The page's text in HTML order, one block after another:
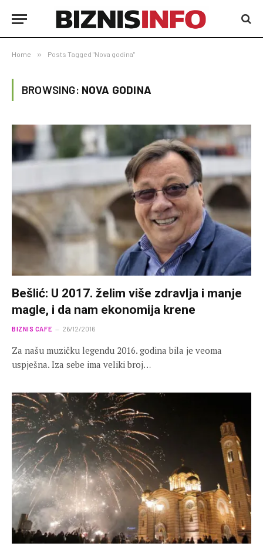
Home » Posts Tagged "Nova godina"
BROWSING: NOVA GODINA
Bešlić: U 2017. želim više zdravlja i manje
magle, i da nam ekonomija krene
BIZNIS CAFE 26/12/2016
Za našu muzičku legendu 2016. godina bila je veoma
uspješna. Iza sebe ima veliki broj…